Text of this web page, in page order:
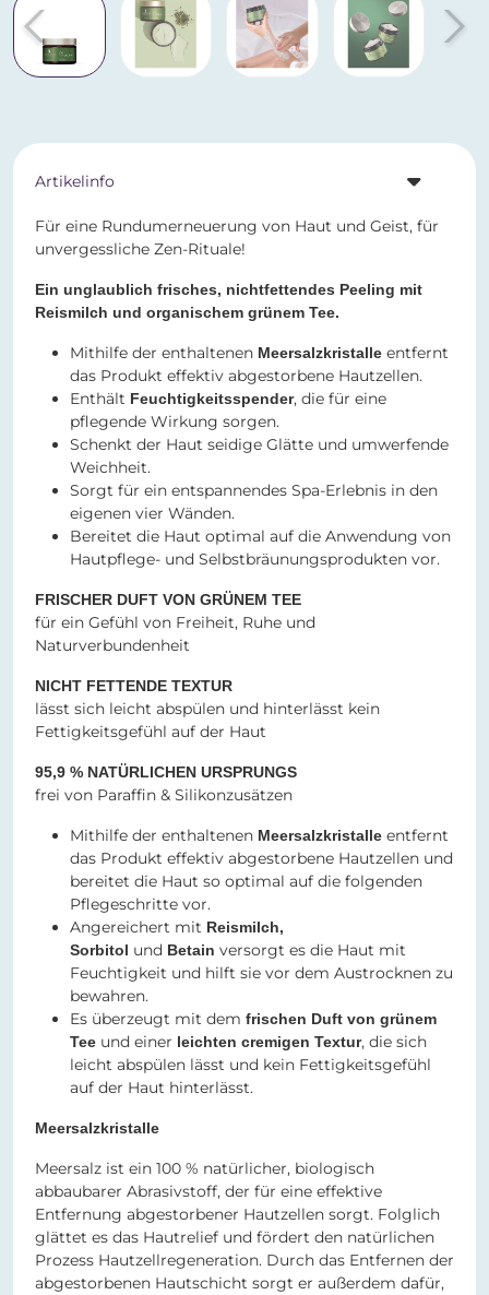
Artikelinfo
Für eine Rundumerneuerung von Haut und Geist, für
unvergessliche Zen-Rituale!
Ein unglaublich frisches, nichtfettendes Peeling mit
Reismilch und organischem grünem Tee.
Mithilfe der enthaltenen Meersalzkristalle entfernt
das Produkt effektiv abgestorbene Hautzellen.
Enthält Feuchtigkeitsspender, die für eine
pflegende Wirkung sorgen.
Schenkt der Haut seidige Glätte und umwerfende
Weichheit.
Sorgt für ein entspannendes Spa-Erlebnis in den
eigenen vier Wänden.
Bereitet die Haut optimal auf die Anwendung von
Hautpflege- und Selbstbräunungsprodukten vor.
FRISCHER DUFT VON GRÜNEM TEE
für ein Gefühl von Freiheit, Ruhe und
Naturverbundenheit
NICHT FETTENDE TEXTUR
lässt sich leicht abspülen und hinterlässt kein
Fettigkeitsgefühl auf der Haut
95,9 % NATÜRLICHEN URSPRUNGS
frei von Paraffin & Silikonzusätzen
Mithilfe der enthaltenen Meersalzkristalle entfernt
das Produkt effektiv abgestorbene Hautzellen und
bereitet die Haut so optimal auf die folgenden
Pflegeschritte vor.
Angereichert mit Reismilch,
Sorbitol und Betain versorgt es die Haut mit
Feuchtigkeit und hilft sie vor dem Austrocknen zu
bewahren.
Es überzeugt mit dem frischen Duft von grünem
Tee und einer leichten cremigen Textur, die sich
leicht abspülen lässt und kein Fettigkeitsgefühl
auf der Haut hinterlässt.
Meersalzkristalle
Meersalz ist ein 100 % natürlicher, biologisch
abbaubarer Abrasivstoff, der für eine effektive
Entfernung abgestorbener Hautzellen sorgt. Folglich
glättet es das Hautrelief und fördert den natürlichen
Prozess Hautzellregeneration. Durch das Entfernen der
abgestorbenen Hautschicht sorgt er außerdem dafür,